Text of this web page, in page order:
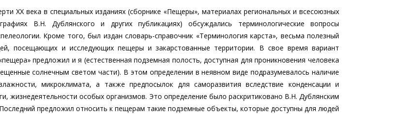
ХХ века в специальных изданиях (сборнике «Пещеры», материалах региональных и всесоюзных
В.Н. Дублянского и других публикациях) обсуждались терминологические вопросы
Кроме того, был издан словарь-справочник «Терминология карста», весьма полезный
посещающих и исследующих пещеры и закарстованные территории. В свое время вариант
предложил и я (естественная подземная полость, доступная для проникновения человека
солнечным светом части). В этом определении в неявном виде подразумевалось наличие
микроклимата, а также предпосылок для саморазвития вследствие конденсации и
жизнедеятельности особых организмов. Это определение было раскритиковано В.Н. Дублянским
предложил относить к пещерам такие подземные объекты, которые доступны для людей